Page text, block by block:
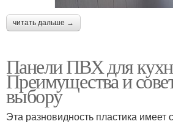
читать дальше →
Панели ПВХ для
Преимущества и
выбору
Эта разновидность пластика